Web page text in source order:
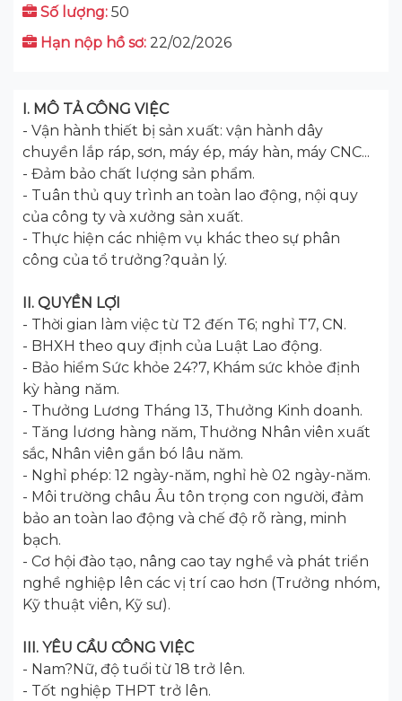
Số lượng: 50
Hạn nộp hồ sơ: 22/02/2026
I. MÔ TẢ CÔNG VIỆC
- Vận hành thiết bị sản xuất: vận hành dây
chuyền lắp ráp, sơn, máy ép, máy hàn, máy CNC...
- Đảm bảo chất lượng sản phẩm.
- Tuân thủ quy trình an toàn lao động, nội quy
của công ty và xưởng sản xuất.
- Thực hiện các nhiệm vụ khác theo sự phân
công của tổ trưởng?quản lý.
II. QUYỀN LỢI
- Thời gian làm việc từ T2 đến T6; nghỉ T7, CN.
- BHXH theo quy định của Luật Lao động.
- Bảo hiểm Sức khỏe 24?7, Khám sức khỏe định
kỳ hàng năm.
- Thưởng Lương Tháng 13, Thưởng Kinh doanh.
- Tăng lương hàng năm, Thưởng Nhân viên xuất
sắc, Nhân viên gắn bó lâu năm.
- Nghỉ phép: 12 ngày-năm, nghỉ hè 02 ngày-năm.
- Môi trường châu Âu tôn trọng con người, đảm
bảo an toàn lao động và chế độ rõ ràng, minh
bạch.
- Cơ hội đào tạo, nâng cao tay nghề và phát triển
nghề nghiệp lên các vị trí cao hơn (Trưởng nhóm,
Kỹ thuật viên, Kỹ sư).
III. YÊU CẦU CÔNG VIỆC
- Nam?Nữ, độ tuổi từ 18 trở lên.
- Tốt nghiệp THPT trở lên.